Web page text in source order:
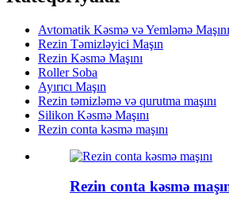
Avtomatik Kəsmə və Yemləmə Maşını
Rezin Təmizləyici Maşın
Rezin Kəsmə Maşını
Roller Soba
Ayırıcı Maşın
Rezin təmizləmə və qurutma maşını
Silikon Kəsmə Maşını
Rezin conta kəsmə maşını
Rezin conta kəsmə